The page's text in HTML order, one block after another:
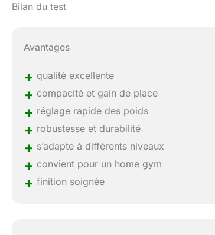
Bilan du test
Avantages
+ qualité excellente
+ compacité et gain de place
+ réglage rapide des poids
+ robustesse et durabilité
+ s’adapte à différents niveaux
+ convient pour un home gym
+ finition soignée